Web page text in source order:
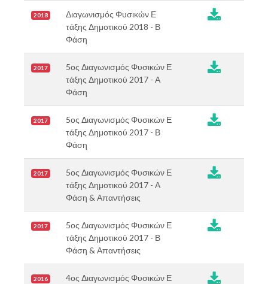
2018
Διαγωνισμός Φυσικών Ε
τάξης Δημοτικού 2018 - Β
Φάση
2017
5ος Διαγωνισμός Φυσικών Ε
τάξης Δημοτικού 2017 - Α
Φάση
2017
5ος Διαγωνισμός Φυσικών Ε
τάξης Δημοτικού 2017 - Β
Φάση
2017
5ος Διαγωνισμός Φυσικών Ε
τάξης Δημοτικού 2017 - Α
Φάση & Απαντήσεις
2017
5ος Διαγωνισμός Φυσικών Ε
τάξης Δημοτικού 2017 - Β
Φάση & Απαντήσεις
2016
4ος Διαγωνισμός Φυσικών Ε